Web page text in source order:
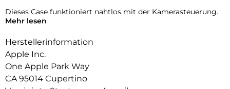
Dieses Case funktioniert nahtlos mit der Kamera­steuerung.
Es hat eine Saphir­kappe mit einer leitenden Schicht, die die
steuerung erkennen kann.
Mit integrierten Magneten, die sich perfekt am iPhone 16 Pro
Max ausrichten, hält das Case ganz einfach und sorgt für
schnelleres kabelloses Laden. Lass dein iPhone beim Laden
Mehr lesen
Herstellerinformation
Apple Inc.
One Apple Park Way
CA 95014 Cupertino